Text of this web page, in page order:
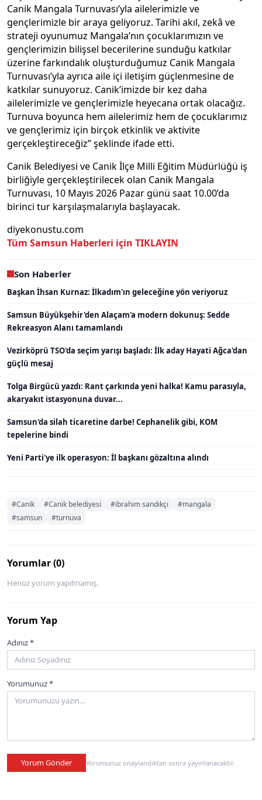
Canik Mangala Turnuvası’yla ailelerimizle ve
gençlerimizle bir araya geliyoruz. Tarihi akıl, zekâ ve
strateji oyunumuz Mangala’nın çocuklarımızın ve
gençlerimizin bilişsel becerilerine sunduğu katkılar
üzerine farkındalık oluşturduğumuz Canik Mangala
Turnuvası’yla ayrıca aile içi iletişim güçlenmesine de
katkılar sunuyoruz. Canik’imizde bir kez daha
ailelerimizle ve gençlerimizle heyecana ortak olacağız.
Turnuva boyunca hem ailelerimiz hem de çocuklarımız
ve gençlerimiz için birçok etkinlik ve aktivite
gerçekleştireceğiz” şeklinde ifade etti.
Canik Belediyesi ve Canik İlçe Milli Eğitim Müdürlüğü iş
birliğiyle gerçekleştirilecek olan Canik Mangala
Turnuvası, 10 Mayıs 2026 Pazar günü saat 10.00’da
birinci tur karşılaşmalarıyla başlayacak.
diyekonustu.com
Tüm Samsun Haberleri için TIKLAYIN
Son Haberler
Başkan İhsan Kurnaz: İlkadım'ın geleceğine yön veriyoruz
Samsun Büyükşehir'den Alaçam'a modern dokunuş: Sedde
Rekreasyon Alanı tamamlandı
Vezirköprü TSO'da seçim yarışı başladı: İlk aday Hayati Ağca'dan
güçlü mesaj
Tolga Birgücü yazdı: Rant çarkında yeni halka! Kamu parasıyla,
akaryakıt istasyonuna duvar...
Samsun'da silah ticaretine darbe! Cephanelik gibi, KOM
tepelerine bindi
Yeni Parti'ye ilk operasyon: İl başkanı gözaltına alındı
#Canik #Canik belediyesi #ibrahim sandıkçı
#mangala
#samsun
#turnuva
Yorumlar (0)
Henüz yorum yapılmamış.
Yorum Yap
Adınız *
Yorumunuz *
Yorum Gönder Yorumunuz onaylandıktan sonra yayınlanacaktır.